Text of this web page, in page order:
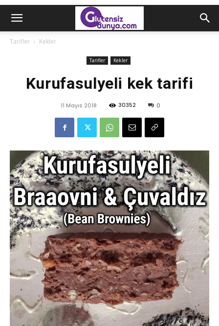
Tarifler Kekler
Tarifler Kekler
Kurufasulyeli kek tarifi
11 Mayıs 2018 30352 0